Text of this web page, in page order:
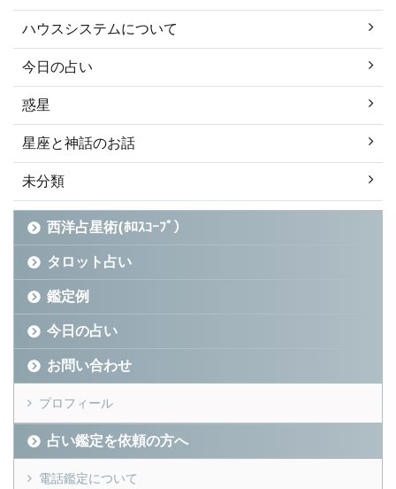
ハウスシステムについて
今日の占い
惑星
星座と神話のお話
未分類
西洋占星術(ﾎﾛｽｺｰﾌﾟ）
タロット占い
鑑定例
今日の占い
お問い合わせ
プロフィール
占い鑑定を依頼の方へ
電話鑑定について